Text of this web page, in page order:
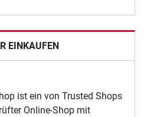
EINKAUFEN
ist ein von Trusted Shops
Online-Shop mit